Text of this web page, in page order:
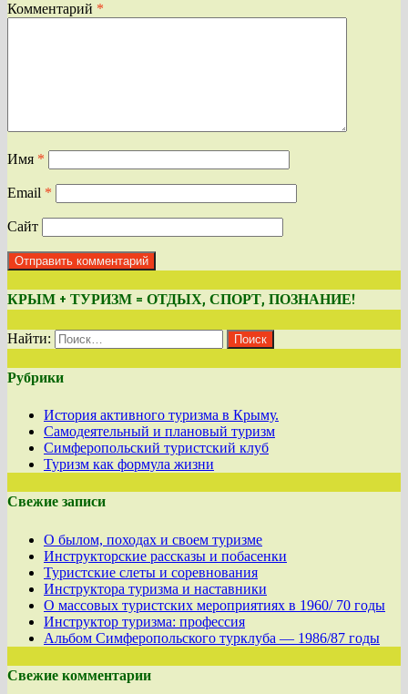
Комментарий *
Имя *
Email *
Сайт
КРЫМ + ТУРИЗМ = ОТДЫХ, СПОРТ, ПОЗНАНИЕ!
Найти:
Рубрики
История активного туризма в Крыму.
Самодеятельный и плановый туризм
Симферопольский туристский клуб
Туризм как формула жизни
Свежие записи
О былом, походах и своем туризме
Инструкторские рассказы и побасенки
Туристские слеты и соревнования
Инструктора туризма и наставники
О массовых туристских мероприятиях в 1960/ 70 годы
Инструктор туризма: профессия
Альбом Симферопольского турклуба — 1986/87 годы
Свежие комментарии